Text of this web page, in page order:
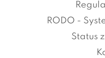
RODO -
Status